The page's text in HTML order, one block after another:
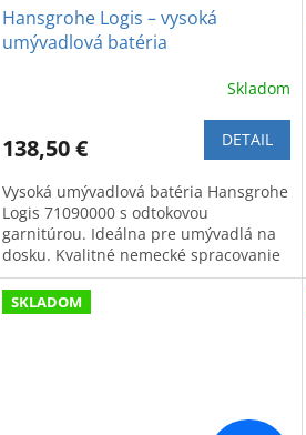
Hansgrohe Logis – vysoká
umývadlová batéria
Skladom
138,50 € DETAIL
Vysoká umývadlová batéria Hansgrohe
Logis 71090000 s odtokovou
garnitúrou. Ideálna pre umývadlá na
dosku. Kvalitné nemecké spracovanie
a moderný dizajn.
SKLADOM